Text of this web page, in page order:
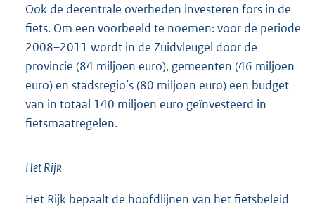
Ook de decentrale overheden investeren fors in de
fiets. Om een voorbeeld te noemen: voor de periode
2008–2011 wordt in de Zuidvleugel door de
provincie (84 miljoen euro), gemeenten (46 miljoen
euro) en stadsregio’s (80 miljoen euro) een budget
van in totaal 140 miljoen euro geïnvesteerd in
fietsmaatregelen.
Het Rijk
Het Rijk bepaalt de hoofdlijnen van het fietsbeleid